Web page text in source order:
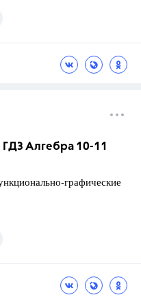
Алгебра 10-11
графиче­ские